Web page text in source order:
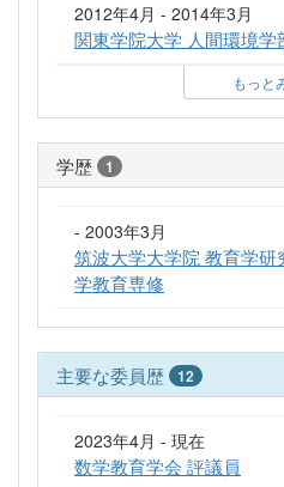
2012年4月 - 2014年3月
関東学院大学 人間環境学
もっと
学歴 1
- 2003年3月
筑波大学大学院 教育学
学教育専修
主要な委員歴 12
2023年4月 - 現在
数学教育学会 評議員